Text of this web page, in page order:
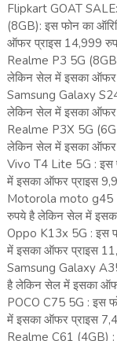
Flipkart GOAT
(8GB): इस फोन का
ऑफर प्राइस 14,999
Realme P3 5G
लेकिन सेल में इसका ऑफर
Samsung Galaxy
लेकिन सेल में इसका ऑफर
Realme P3X 5G
लेकिन सेल में इसका ऑफर
Vivo T4 Lite 5G : इस
में इसका ऑफर प्राइस
Motorola moto g45
रुपये है लेकिन सेल में
Oppo K13x 5G : इस
में इसका ऑफर प्राइस
Samsung Galaxy
है लेकिन सेल में इसका
POCO C75 5G : इस
में इसका ऑफर प्राइस
Realme C61 (4GB) :